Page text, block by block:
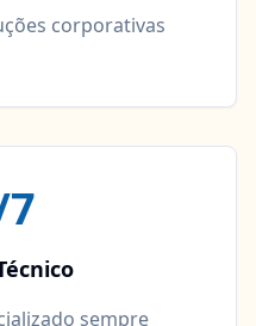
corporativas
sempre